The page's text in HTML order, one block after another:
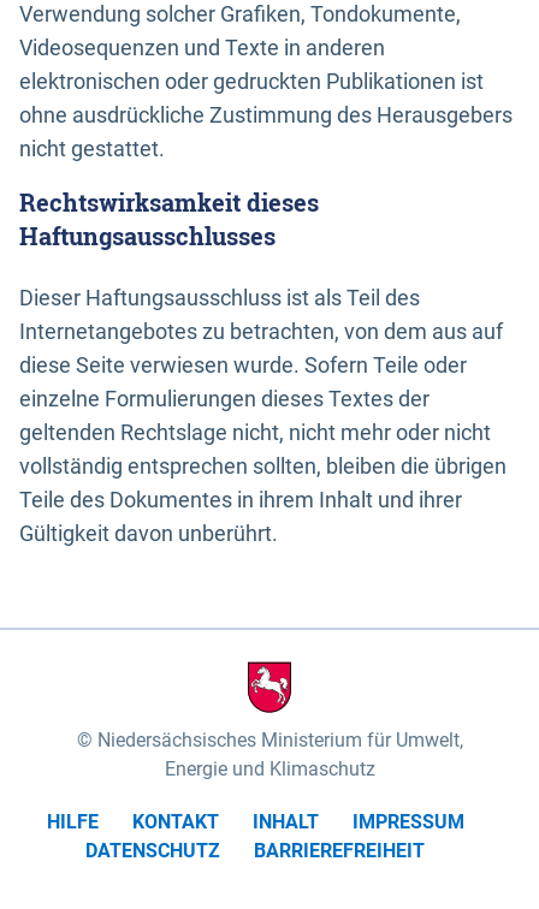
Verwendung solcher Grafiken, Tondokumente,
Videosequenzen und Texte in anderen
elektronischen oder gedruckten Publikationen ist
ohne ausdrückliche Zustimmung des Herausgebers
nicht gestattet.
Rechtswirksamkeit dieses
Haftungsausschlusses
Dieser Haftungsausschluss ist als Teil des
Internetangebotes zu betrachten, von dem aus auf
diese Seite verwiesen wurde. Sofern Teile oder
einzelne Formulierungen dieses Textes der
geltenden Rechtslage nicht, nicht mehr oder nicht
vollständig entsprechen sollten, bleiben die übrigen
Teile des Dokumentes in ihrem Inhalt und ihrer
Gültigkeit davon unberührt.
Niedersächsisches Ministerium für Umwelt,
Energie und Klimaschutz
HILFE KONTAKT INHALT
IMPRESSUM
DATENSCHUTZ
BARRIEREFREIHEIT